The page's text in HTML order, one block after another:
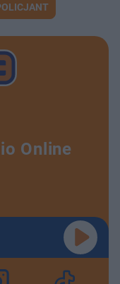
Online